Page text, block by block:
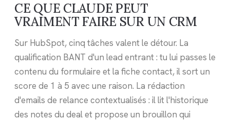
CE QUE CLAUDE PEUT
VRAIMENT FAIRE SUR UN CRM
Sur HubSpot, cinq tâches valent le détour. La
qualification BANT d'un lead entrant : tu lui passes le
contenu du formulaire et la fiche contact, il sort un
score de 1 à 5 avec une raison. La rédaction
d'emails de relance contextualisés : il lit l'historique
des notes du deal et propose un brouillon qui